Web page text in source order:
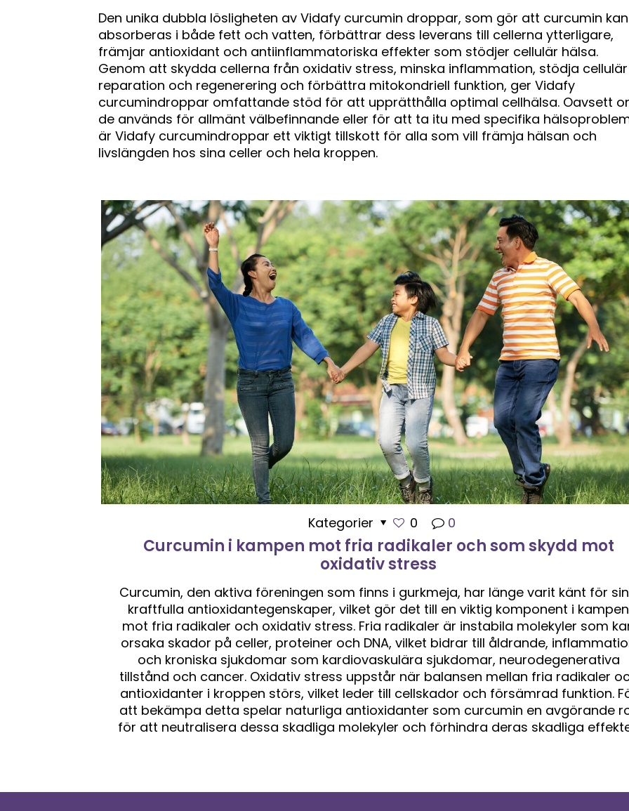
Den unika dubbla lösligheten av Vidafy curcumin droppar, som gör att curcumin kan
absorberas i både fett och vatten, förbättrar dess leverans till cellerna ytterligare,
främjar antioxidant och antiinflammatoriska effekter som stödjer cellulär hälsa.
Genom att skydda cellerna från oxidativ stress, minska inflammation, stödja cellulär
reparation och regenerering och förbättra mitokondriell funktion, ger Vidafy
curcumindroppar omfattande stöd för att upprätthålla optimal cellhälsa. Oavsett
de används för allmänt välbefinnande eller för att ta itu med specifika
är Vidafy curcumindroppar ett viktigt tillskott för alla som vill främja hälsan och
livslängden hos sina celler och hela kroppen.
Kategorier 0 0
Curcumin i kampen mot fria radikaler och som skydd mot
oxidativ stress
Curcumin, den aktiva föreningen som finns i gurkmeja, har länge varit känt för
kraftfulla antioxidantegenskaper, vilket gör det till en viktig komponent i kampen
mot fria radikaler och oxidativ stress. Fria radikaler är instabila molekyler som
orsaka skador på celler, proteiner och DNA, vilket bidrar till åldrande,
och kroniska sjukdomar som kardiovaskulära sjukdomar, neurodegenerativa
tillstånd och cancer. Oxidativ stress uppstår när balansen mellan fria radikaler
antioxidanter i kroppen störs, vilket leder till cellskador och försämrad funktion.
att bekämpa detta spelar naturliga antioxidanter som curcumin en avgörande
för att neutralisera dessa skadliga molekyler och förhindra deras skadliga